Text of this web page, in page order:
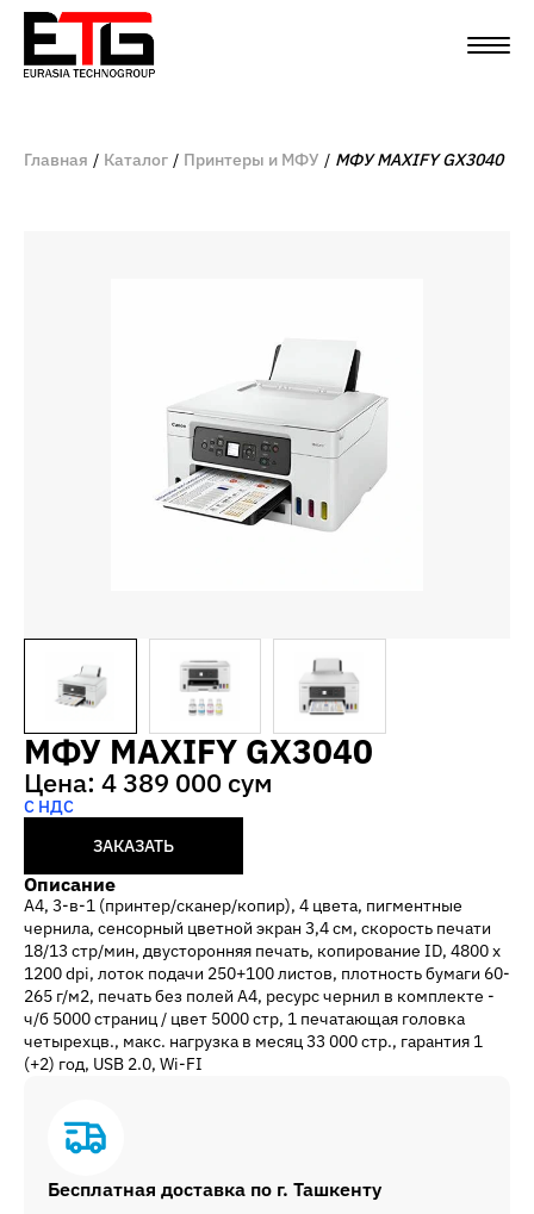
Главная Каталог Принтеры и МФУ МФУ MAXIFY GX3040
МФУ MAXIFY GX3040
Цена: 4 389 000 сум
С НДС
ЗАКАЗАТЬ
Описание
А4, 3-в-1 (принтер/сканер/копир), 4 цвета, пигментные
чернила, сенсорный цветной экран 3,4 см, скорость печати
18/13 стр/мин, двусторонняя печать, копирование ID, 4800 х
1200 dpi, лоток подачи 250+100 листов, плотность бумаги 60-
265 г/м2, печать без полей А4, ресурс чернил в комплекте -
ч/б 5000 страниц / цвет 5000 стр, 1 печатающая головка
четырехцв., макс. нагрузка в месяц 33 000 стр., гарантия 1
(+2) год, USB 2.0, Wi-FI
Бесплатная доставка по г. Ташкенту